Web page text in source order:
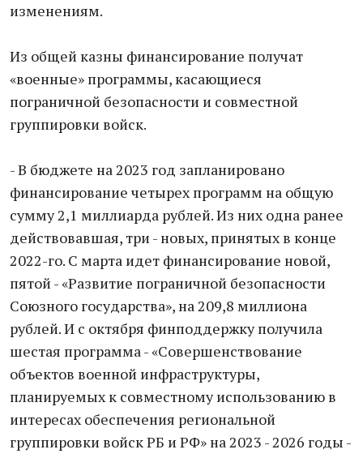
изменениям.
Из общей казны финансирование получат
«военные» программы, касающиеся
пограничной безопасности и совместной
группировки войск.
- В бюджете на 2023 год запланировано
финансирование четырех программ на общую
сумму 2,1 миллиарда рублей. Из них одна ранее
действовавшая, три - новых, принятых в конце
2022-го. С марта идет финансирование новой,
пятой - «Развитие пограничной безопасности
Союзного государства», на 209,8 миллиона
рублей. И с октября финподдержку получила
шестая программа - «Совершенствование
объектов военной инфраструктуры,
планируемых к совместному использованию в
интересах обеспечения региональной
группировки войск РБ и РФ» на 2023 - 2026 годы -